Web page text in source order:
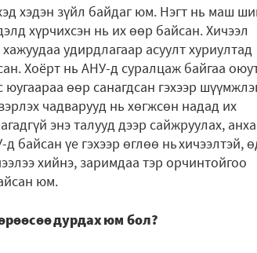
хэдэн зүйл байдаг юм. Нэгт нь маш
хүрчихсэн нь их өөр байсан. Хичээл
удирдлагаар асуулт хуриултад
Хоёрт нь АНУ-д суралцаж байгаа
өөр санагдсан гэхээр
чадварууд нь хөгжсөн надад их
энэ талууд дээр сайжруулах,
байсан үе гэхээр өглөө нь хичээлтэй,
хийнэ, заримдаа тэр орчинтойгоо
юм.
дурдах юм бол?